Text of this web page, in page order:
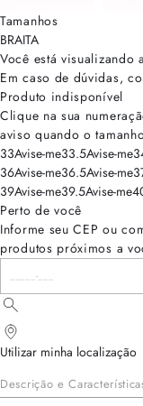
Tamanhos
BRAITA
Você está visualizando
Em caso de dúvidas,
Produto indisponível
Clique na sua
aviso quando o
33Avise-me33.5Avise-me
36Avise-me36.5Avise-me
39Avise-me39.5Avise-me
Perto de você
Informe seu CEP ou
produtos próximos a
Utilizar minha localização
Descrição e